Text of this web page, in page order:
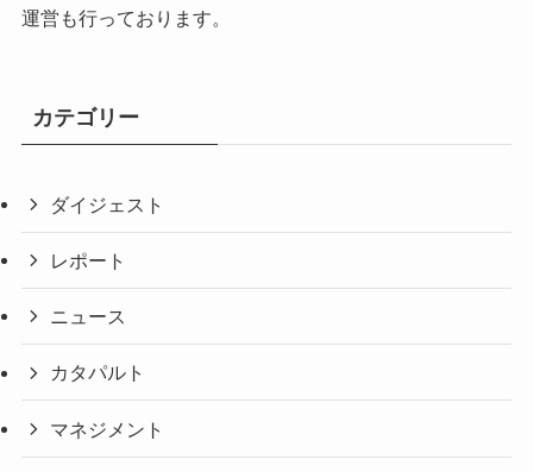
運営も行っております。
カテゴリー
ダイジェスト
レポート
ニュース
カタパルト
マネジメント